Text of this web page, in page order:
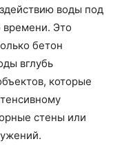
воды под
времени. Это
бетон
вглубь
которые
стены или